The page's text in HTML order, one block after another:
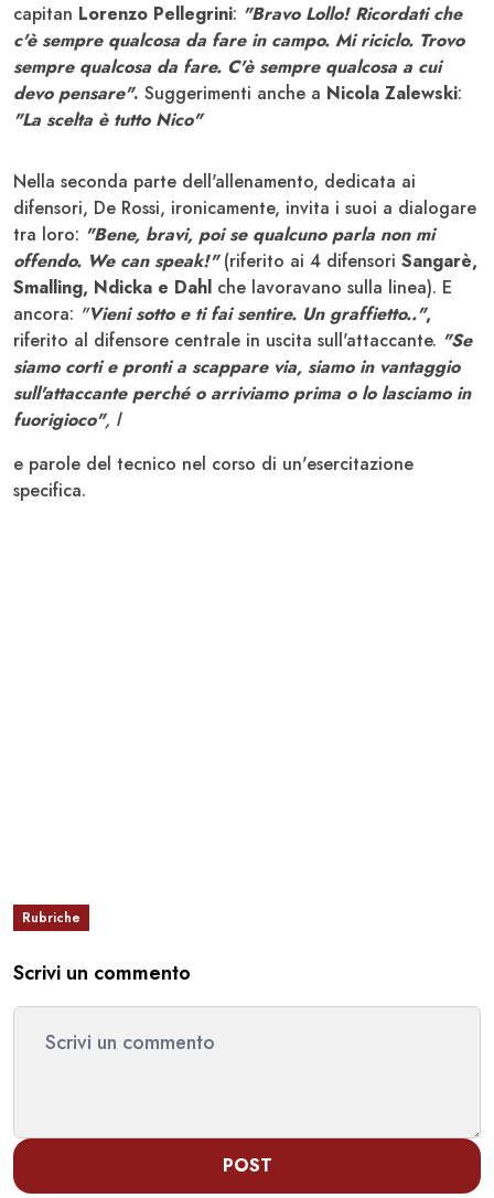
capitan Lorenzo Pellegrini: "Bravo Lollo! Ricordati che
c'è sempre qualcosa da fare in campo. Mi riciclo. Trovo
sempre qualcosa da fare. C'è sempre qualcosa a cui
devo pensare". Suggerimenti anche a Nicola Zalewski:
"La scelta è tutto Nico"
Nella seconda parte dell'allenamento, dedicata ai
difensori, De Rossi, ironicamente, invita i suoi a dialogare
tra loro: "Bene, bravi, poi se qualcuno parla non mi
offendo. We can speak!"(riferito ai 4 difensori Sangarè,
Smalling, Ndicka e Dahl che lavoravano sulla linea). E
ancora: "Vieni sotto e ti fai sentire. Un graffietto..",
riferito al difensore centrale in uscita sull'attaccante. "Se
siamo corti e pronti a scappare via, siamo in vantaggio
sull'attaccante perché o arriviamo prima o lo lasciamo in
fuorigioco", l
e parole del tecnico nel corso di un'esercitazione
specifica.
Rubriche
Scrivi un commento
POST